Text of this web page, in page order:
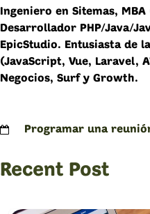
Ingeniero en Sitemas, MBA
Desarrollador PHP/Java/
EpicStudio. Entusiasta de
(JavaScript, Vue, Laravel,
Negocios, Surf y Growth.
Programar una
Recent Post